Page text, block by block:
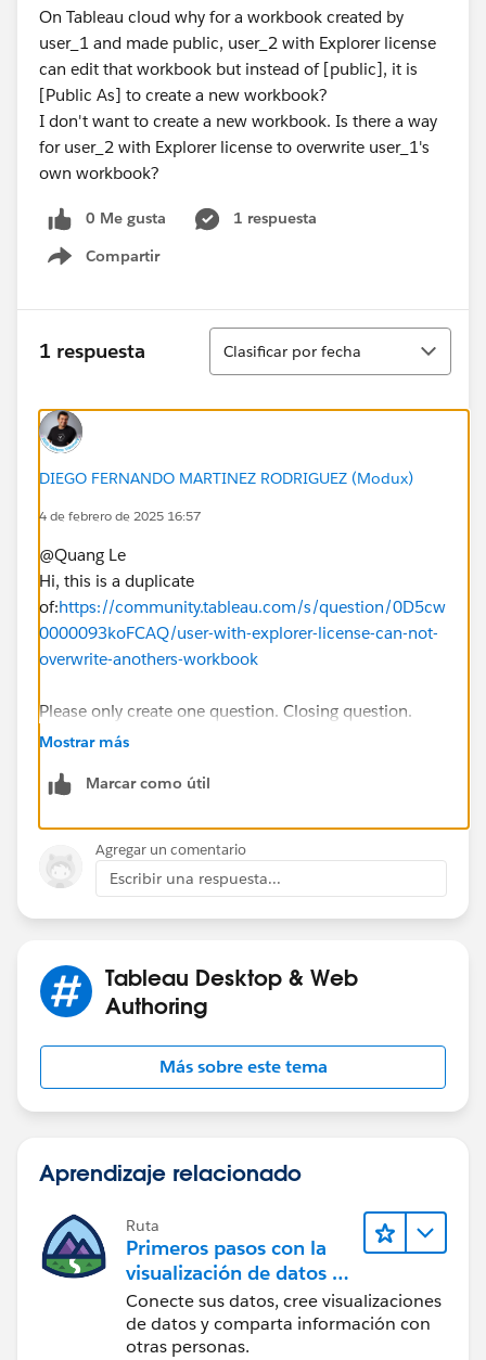
On Tableau cloud why for a workbook created by
user_1 and made public, user_2 with Explorer license
can edit that workbook but instead of [public], it is
[Public As] to create a new workbook?
I don't want to create a new workbook. Is there a way
for user_2 with Explorer license to overwrite user_1's
own workbook?
0 Me gusta
1 respuesta
Compartir
Show menu
1 respuesta
Ordenar
Clasificar por fecha
DIEGO FERNANDO MARTINEZ RODRIGUEZ (Modux)
4 de febrero de 2025 16:57
@Quang Le​
Hi, this is a duplicate
of:https://community.tableau.com/s/question/0D5cw
0000093koFCAQ/user-with-explorer-license-can-not-
overwrite-anothers-workbook
Please only create one question. Closing question.
Tableau Visionary and Forums Ambassador
Mostrar más
Marcar como útil
Agregar un comentario
Escribir una respuesta...
Tableau Desktop & Web
Authoring
Más sobre este tema
Aprendizaje relacionado
Ruta
Primeros pasos con la
visualización de datos en
Tableau Desktop
Conecte sus datos, cree visualizaciones
de datos y comparta información con
otras personas.